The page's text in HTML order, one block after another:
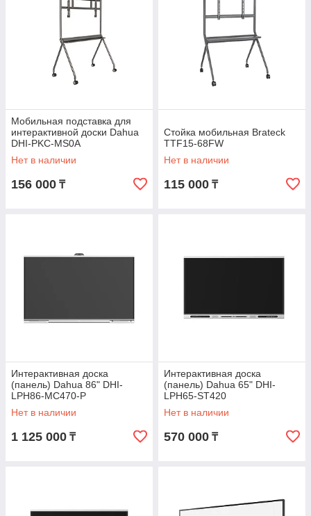
Мобильная подставка для
интерактивной доски Dahua
DHI-PKC-MS0A
Нет в наличии
156 000 ₸
Стойка мобильная Brateck
TTF15-68FW
Нет в наличии
115 000 ₸
Интерактивная доска
(панель) Dahua 86" DHI-
LPH86-MC470-P
Нет в наличии
1 125 000 ₸
Интерактивная доска
(панель) Dahua 65" DHI-
LPH65-ST420
Нет в наличии
570 000 ₸